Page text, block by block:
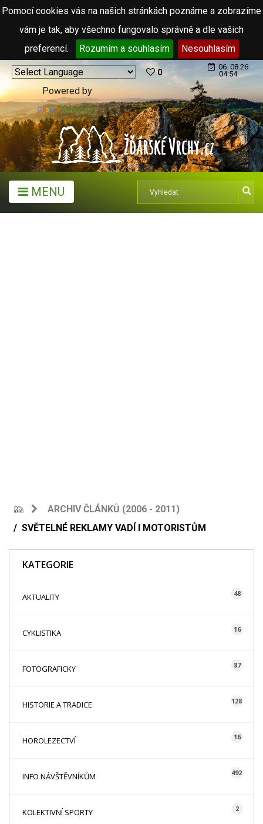
Pomocí cookies vás na našich stránkách poznáme a zobrazíme
vám je tak, aby všechno fungovalo správně a dle vašich
preferencí.
Rozumím a souhlasím Nesouhlasím
Powered by
Translate
0
06. 08.26
04:54
MENU
ARCHIV ČLÁNKŮ (2006 - 2011)
SVĚTELNÉ REKLAMY VADÍ I MOTORISTŮM
KATEGORIE
AKTUALITY 48
CYKLISTIKA 16
FOTOGRAFICKY 87
HISTORIE A TRADICE 128
HOROLEZECTVÍ 16
INFO NÁVŠTĚVNÍKŮM 492
KOLEKTIVNÍ SPORTY 2